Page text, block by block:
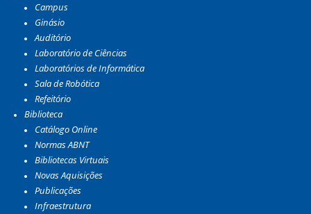
Campus
Ginásio
Auditório
Laboratório de Ciências
Laboratórios de Informática
Sala de Robótica
Refeitório
Biblioteca
Catálogo Online
Normas ABNT
Bibliotecas Virtuais
Novas Aquisições
Publicações
Infraestrutura